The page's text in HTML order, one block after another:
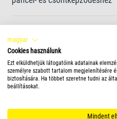
multivitaminos
az erős immunrendszert
mentes egyedi receptúra és
magyar
Cookies használunk
Ezt elküldhetjük látogatóink adatainak
személyre szabott tartalom megjelenítésére
biztosítására. Ha többet szeretne tudni az
beállításokat.
Mindent